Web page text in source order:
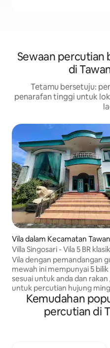
Sewaan
di
Tetamu bersetuju:
penarafan tinggi untuk
Vila dalam Kecamatan
mangu
Villa Singosari - Vila 5 BR
Vila dengan pemandangan
mewah ini mempunyai 5
sesuai untuk anda dan
untuk percutian hujung
percutian jauh dari rumah.
kawasan dalaman dan
sangat luas, sesuai untuk
Kemudahan
percutian di